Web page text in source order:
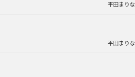
平田まりな
平田まりな